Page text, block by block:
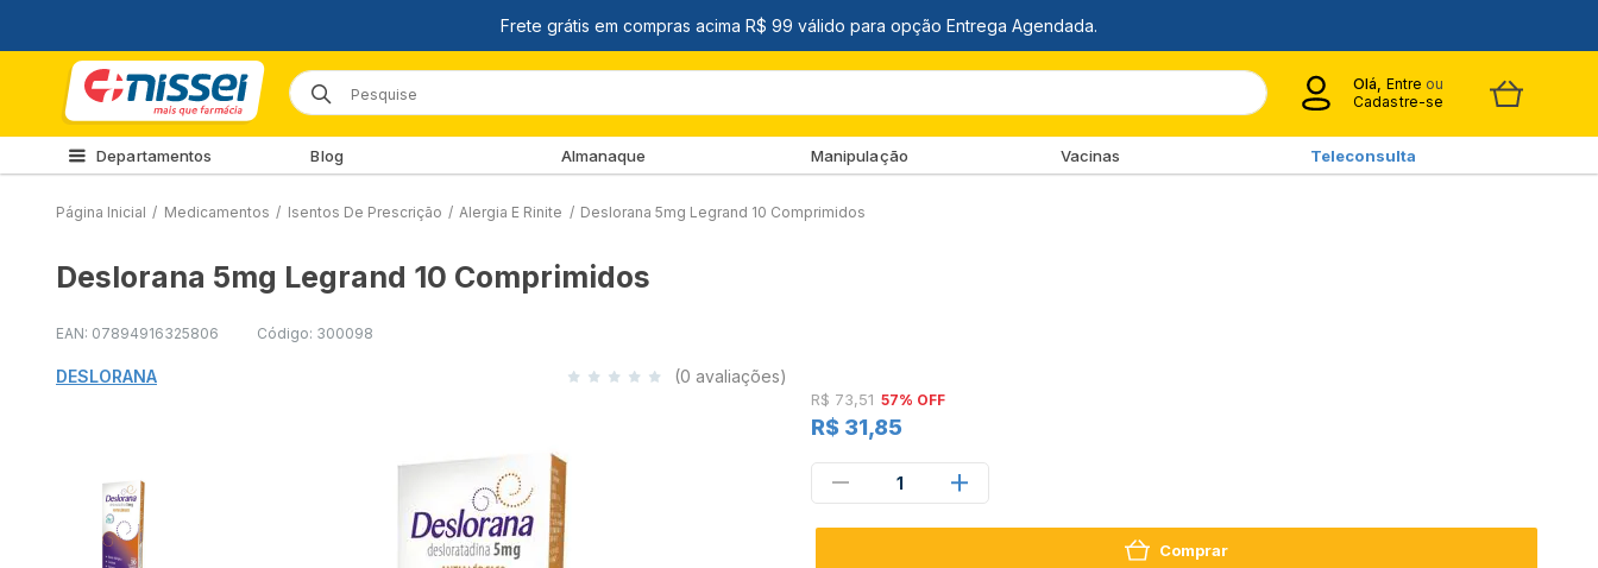
Olá, Entre ou
Cadastre-se
Departamentos Blog Almanaque Manipulação Vacinas Teleconsulta
Página Inicial / Medicamentos / Isentos De Prescrição / Alergia E Rinite / Deslorana 5mg Legrand 10 Comprimidos
Deslorana 5mg Legrand 10 Comprimidos
EAN: 07894916325806 Código: 300098
DESLORANA (0 avaliações)
R$ 73,51 57% OFF
R$ 31,85
1
Comprar